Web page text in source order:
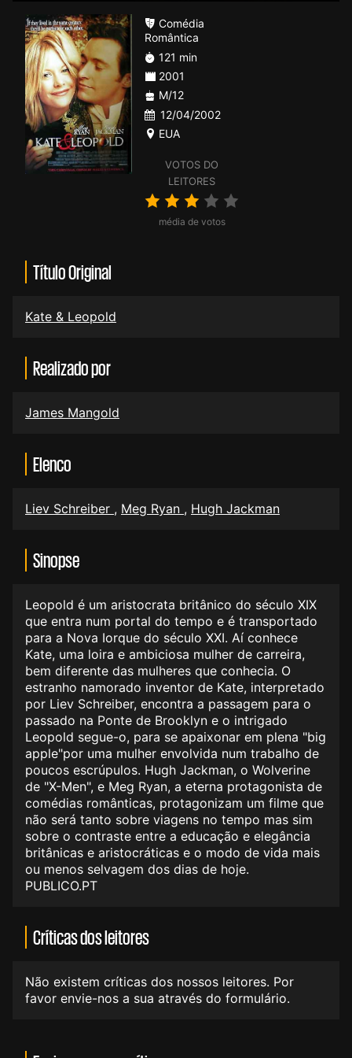
VOTOS DO
LEITORES
média de votos
Comédia
Romântica
121 min
2001
M/12
12/04/2002
EUA
Título Original
Kate & Leopold
Realizado por
James Mangold
Elenco
Liev Schreiber , Meg Ryan , Hugh Jackman
Sinopse
Leopold é um aristocrata britânico do século XIX
que entra num portal do tempo e é transportado
para a Nova Iorque do século XXI. Aí conhece
Kate, uma loira e ambiciosa mulher de carreira,
bem diferente das mulheres que conhecia. O
estranho namorado inventor de Kate, interpretado
por Liev Schreiber, encontra a passagem para o
passado na Ponte de Brooklyn e o intrigado
Leopold segue-o, para se apaixonar em plena "big
apple"por uma mulher envolvida num trabalho de
poucos escrúpulos. Hugh Jackman, o Wolverine
de "X-Men", e Meg Ryan, a eterna protagonista de
comédias românticas, protagonizam um filme que
não será tanto sobre viagens no tempo mas sim
sobre o contraste entre a educação e elegância
britânicas e aristocráticas e o modo de vida mais
ou menos selvagem dos dias de hoje.
PUBLICO.PT
Críticas dos leitores
Não existem críticas dos nossos leitores. Por
favor envie-nos a sua através do formulário.